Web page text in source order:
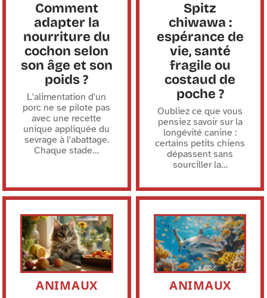
Comment
adapter la
nourriture du
cochon selon
son âge et son
poids ?
L'alimentation d'un
porc ne se pilote pas
avec une recette
unique appliquée du
sevrage à l'abattage.
Chaque stade…
Spitz
chiwawa :
espérance de
vie, santé
fragile ou
costaud de
poche ?
Oubliez ce que vous
pensiez savoir sur la
longévité canine :
certains petits chiens
dépassent sans
sourciller la…
ANIMAUX ANIMAUX